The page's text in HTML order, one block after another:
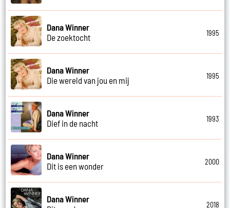
Dana Winner
De zoektocht
1995
Dana Winner
Die wereld van jou en mij
1995
Dana Winner
Dief in de nacht
1993
Dana Winner
Dit is een wonder
2000
Dana Winner
2018